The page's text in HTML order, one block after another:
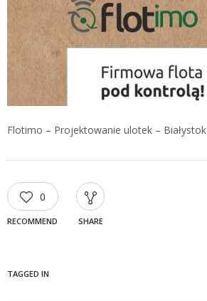
Flotimo – Projektowanie ulotek – Białystok
0
RECOMMEND SHARE
TAGGED IN